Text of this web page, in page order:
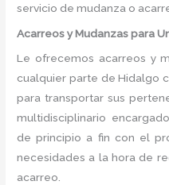
servicio de mudanza o
Acarreos y Mudanzas para
Le ofrecemos acarreos y
cualquier parte de Hidalgo
para transportar sus
multidisciplinario
de principio a fin con el
necesidades a la hora de
acarreo.